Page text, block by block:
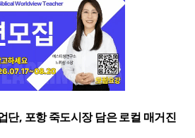
도회, ‘왕의 기도’로 나라·한국교회·다
단, 포항 죽도시장 담은 로컬 매거진